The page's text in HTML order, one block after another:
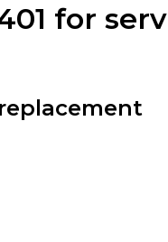
for
replacement